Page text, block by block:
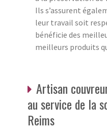
Ils s’assurent
leur travail soit
bénéficie des
meilleurs produits
Artisan
au service de la
Reims